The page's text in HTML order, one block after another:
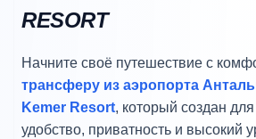
RESORT
Начните своё путешествие с
трансферу из аэропорта
Kemer Resort, который создан
удобство, приватность и высокий